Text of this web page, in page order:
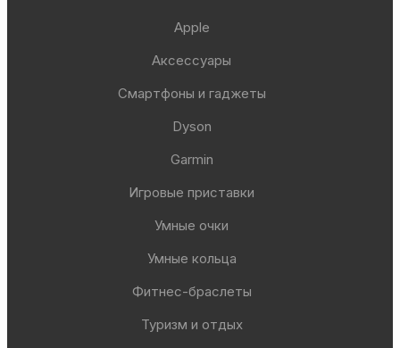
Apple
Аксессуары
Смартфоны и гаджеты
Dyson
Garmin
Игровые приставки
Умные очки
Умные кольца
Фитнес-браслеты
Туризм и отдых